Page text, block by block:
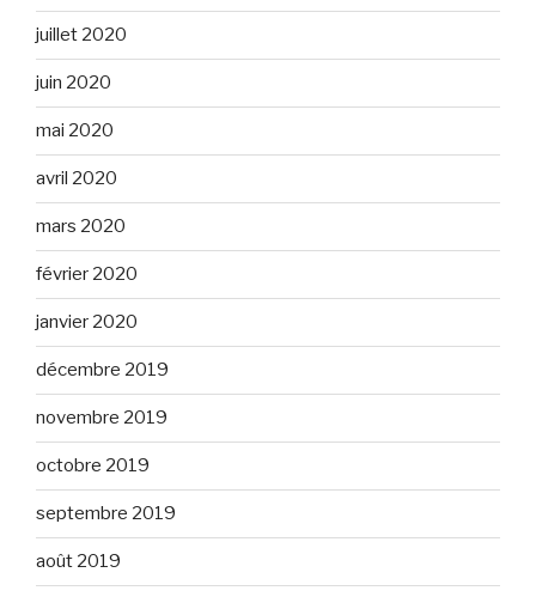
juillet 2020
juin 2020
mai 2020
avril 2020
mars 2020
février 2020
janvier 2020
décembre 2019
novembre 2019
octobre 2019
septembre 2019
août 2019